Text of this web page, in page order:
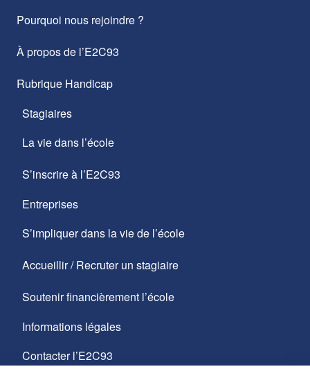
Pourquoi nous rejoindre ?
À propos de l’E2C93
Rubrique Handicap
Stagiaires
La vie dans l’école
S’inscrire à l’E2C93
Entreprises
S’impliquer dans la vie de l’école
Accueillir / Recruter un stagiaire
Soutenir financièrement l’école
Informations légales
Contacter l’E2C93